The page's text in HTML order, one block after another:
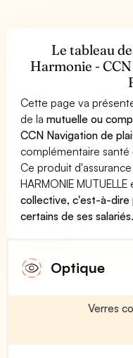
Le tableau
Harmonie -
Cette page va
de lamutuelle ou
CCN Navigation de
complémentaire santé
Ce produit
HARMONIE
collective, c'est-à-dire
certains de ses salariés.
Optique
Verres